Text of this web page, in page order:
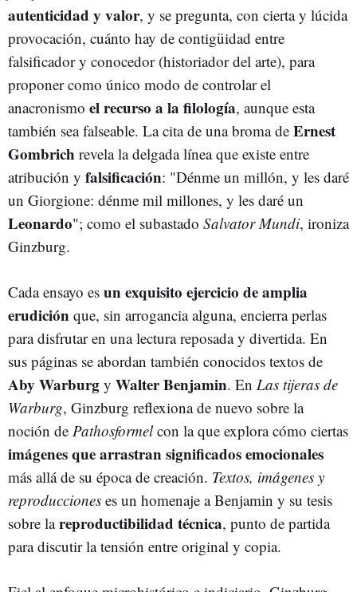
autenticidad y valor, y se pregunta, con cierta y lúcida
provocación, cuánto hay de contigüidad entre
falsificador y conocedor (historiador del arte), para
proponer como único modo de controlar el
anacronismo el recurso a la filología, aunque esta
también sea falseable. La cita de una broma de Ernest
Gombrich revela la delgada línea que existe entre
atribución y falsificación: "Dénme un millón, y les daré
un Giorgione: dénme mil millones, y les daré un
Leonardo"; como el subastado Salvator Mundi, ironiza
Ginzburg.
Cada ensayo es un exquisito ejercicio de amplia
erudición que, sin arrogancia alguna, encierra perlas
para disfrutar en una lectura reposada y divertida. En
sus páginas se abordan también conocidos textos de
Aby Warburg y Walter Benjamin. En Las tijeras de
Warburg, Ginzburg reflexiona de nuevo sobre la
noción de Pathosformelcon la que explora cómo ciertas
imágenes que arrastran significados emocionales
más allá de su época de creación. Textos, imágenes y
reproducciones es un homenaje a Benjamin y su tesis
sobre lareproductibilidad técnica, punto de partida
para discutir la tensión entre original y copia.